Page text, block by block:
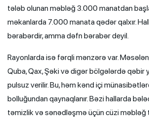
tələb olunan məbləğ 3.000 manatdan
məkanlarda 7.000 manata qədər qalxır.
bərabərdir, amma dəfn bərabər deyil.
Rayonlarda isə fərqli mənzərə var. Məsələn,
Quba, Qax, Şəki və digər bölgələrdə qəbir
pulsuz verilir. Bu, həm kənd içi
bolluğundan qaynaqlanır. Bəzi hallarda
təmizlik və sənədləşmə üçün cüzi məbləğ